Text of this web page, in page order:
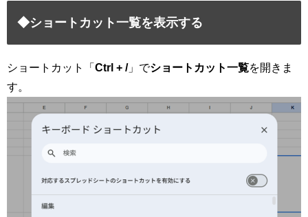
◆ショートカット一覧を表示する
ショートカット「 Ctrl + /」でショートカット一覧を開きま
す。